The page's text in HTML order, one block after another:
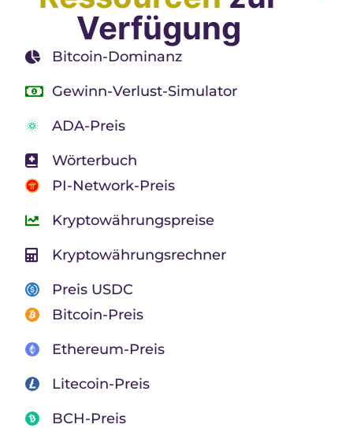
Verfügung
Bitcoin-Dominanz
Gewinn-Verlust-Simulator
ADA-Preis
Wörterbuch
PI-Network-Preis
Kryptowährungspreise
Kryptowährungsrechner
Preis USDC
Bitcoin-Preis
Ethereum-Preis
Litecoin-Preis
BCH-Preis